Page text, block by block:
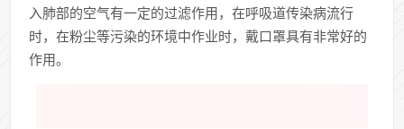
入肺部的空气有一定的过滤作用，在呼吸道传染病流行
时，在粉尘等污染的环境中作业时，戴口罩具有非常好的
作用。